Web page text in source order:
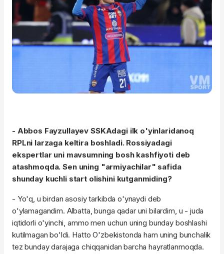
- Abbos Fayzullayev SSKAdagi ilk o'yinlaridanoq
RPLni larzaga keltira boshladi. Rossiyadagi
ekspertlar uni mavsumning bosh kashfiyoti deb
atashmoqda. Sen uning "armiyachilar" safida
shunday kuchli start olishini kutganmiding?
- Yo'q, u birdan asosiy tarkibda o'ynaydi deb
o'ylamagandim. Albatta, bunga qadar uni bilardim, u - juda
iqtidorli o'yinchi, ammo men uchun uning bunday boshlashi
kutilmagan bo'ldi. Hatto O'zbekistonda ham uning bunchalik
tez bunday darajaga chiqqanidan barcha hayratlanmoqda.